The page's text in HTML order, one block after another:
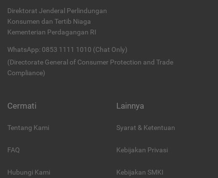
Direktorat Jenderal Perlindungan
Konsumen dan Tertib Niaga
Kementerian Perdagangan RI
WhatsApp: 0853 1111 1010 (Chat Only)
(Directorate General of Consumer Protection and Trade
Compliance)
Cermati
Tentang Kami
FAQ
Hubungi Kami
Lainnya
Syarat & Ketentuan
Kebijakan Privasi
Kebijakan SMKI